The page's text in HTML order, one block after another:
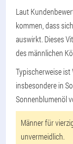
Laut
kommen, dass
auswirkt. Dieses
des männlichen
Typischerweise ist
insbesondere in
Sonnenblumenöl
Männer für
unvermeidlich.